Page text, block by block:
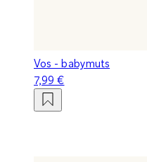
Vos - babymuts
7,99 €